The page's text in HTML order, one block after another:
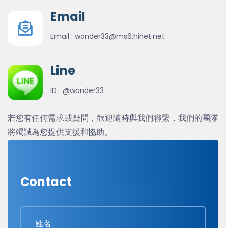
Email
Email : wonder33@ms6.hinet.net
Line
ID : @wonder33
若您有任何需求或疑問，歡迎隨時與我們聯繫，我們的團隊
將竭誠為您提供支援和協助。
Contact